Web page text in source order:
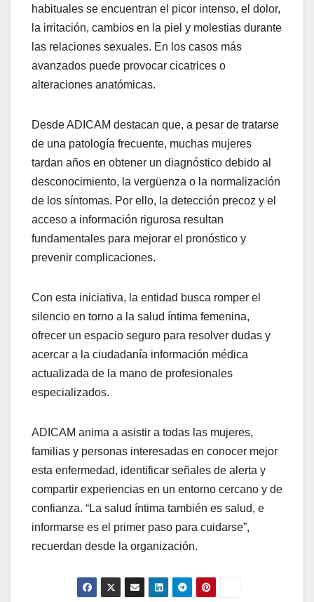
habituales se encuentran el picor intenso, el dolor,
la irritación, cambios en la piel y molestias durante
las relaciones sexuales. En los casos más
avanzados puede provocar cicatrices o
alteraciones anatómicas.
Desde ADICAM destacan que, a pesar de tratarse
de una patología frecuente, muchas mujeres
tardan años en obtener un diagnóstico debido al
desconocimiento, la vergüenza o la normalización
de los síntomas. Por ello, la detección precoz y el
acceso a información rigurosa resultan
fundamentales para mejorar el pronóstico y
prevenir complicaciones.
Con esta iniciativa, la entidad busca romper el
silencio en torno a la salud íntima femenina,
ofrecer un espacio seguro para resolver dudas y
acercar a la ciudadanía información médica
actualizada de la mano de profesionales
especializados.
ADICAM anima a asistir a todas las mujeres,
familias y personas interesadas en conocer mejor
esta enfermedad, identificar señales de alerta y
compartir experiencias en un entorno cercano y de
confianza. “La salud íntima también es salud, e
informarse es el primer paso para cuidarse”,
recuerdan desde la organización.